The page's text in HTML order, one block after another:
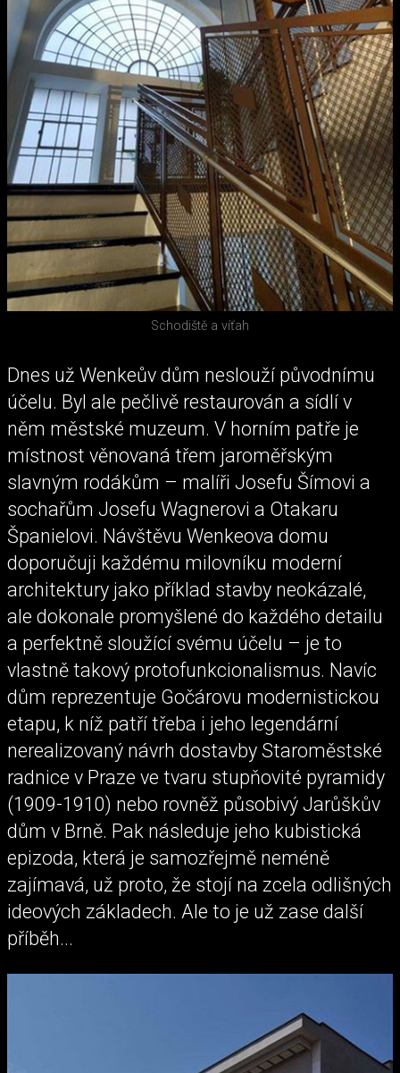
Schodiště a víťah
Dnes už Wenkeův dům neslouží původnímu
účelu. Byl ale pečlivě restaurován a sídlí v
něm městské muzeum. V horním patře je
místnost věnovaná třem jaroměřským
slavným rodákům – malíři Josefu Šímovi a
sochařům Josefu Wagnerovi a Otakaru
Španielovi. Návštěvu Wenkeova domu
doporučuji každému milovníku moderní
architektury jako příklad stavby neokázalé,
ale dokonale promyšlené do každého detailu
a perfektně sloužící svému účelu – je to
vlastně takový protofunkcionalismus. Navíc
dům reprezentuje Gočárovu modernistickou
etapu, k níž patří třeba i jeho legendární
nerealizovaný návrh dostavby Staroměstské
radnice v Praze ve tvaru stupňovité pyramidy
(1909-1910) nebo rovněž působivý Jarůškův
dům v Brně. Pak následuje jeho kubistická
epizoda, která je samozřejmě neméně
zajímavá, už proto, že stojí na zcela odlišných
ideových základech. Ale to je už zase další
příběh...